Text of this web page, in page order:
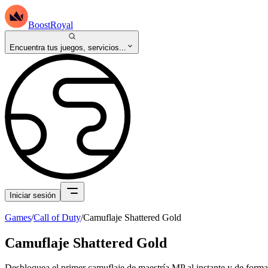
BoostRoyal
Encuentra tus juegos, servicios...
Iniciar sesión
Games/Call of Duty/Camuflaje Shattered Gold
Camuflaje Shattered Gold